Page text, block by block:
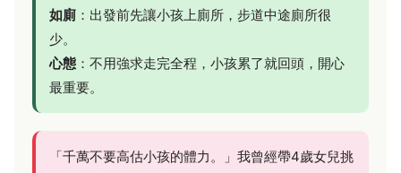
如廁 ：出發前先讓小孩上廁所，步道中途廁所很
少。
心態 ：不用強求走完全程，小孩累了就回頭，開心
最重要。
「千萬不要高估小孩的體力。」我曾經帶4歲女兒挑